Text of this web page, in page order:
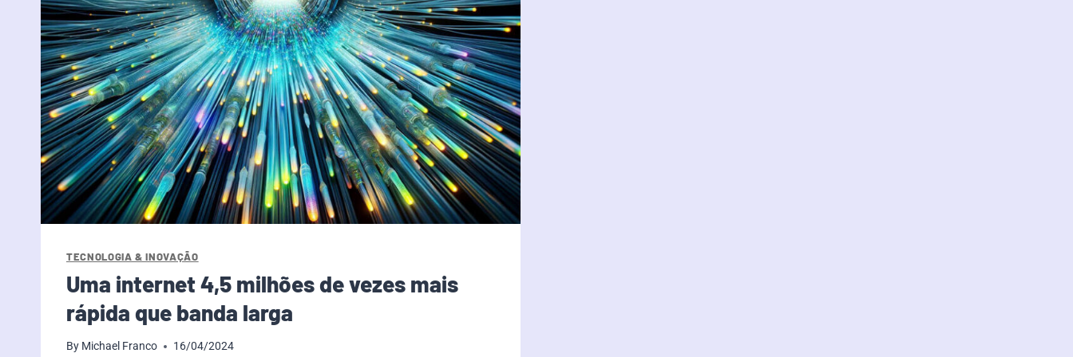
TECNOLOGIA & INOVAÇÃO
Uma internet 4,5 milhões de vezes mais
rápida que banda larga
By Michael Franco 16/04/2024